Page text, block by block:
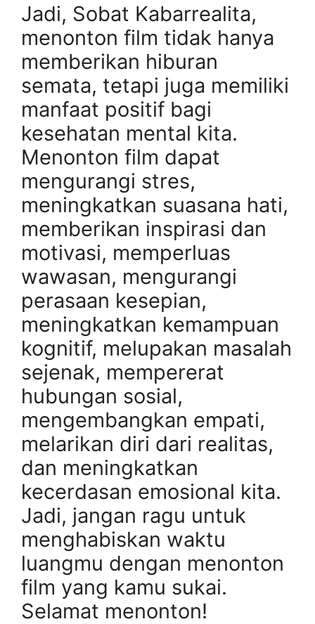
Jadi, Sobat Kabarrealita,
menonton film tidak hanya
memberikan hiburan
semata, tetapi juga memiliki
manfaat positif bagi
kesehatan mental kita.
Menonton film dapat
mengurangi stres,
meningkatkan suasana hati,
memberikan inspirasi dan
motivasi, memperluas
wawasan, mengurangi
perasaan kesepian,
meningkatkan kemampuan
kognitif, melupakan masalah
sejenak, mempererat
hubungan sosial,
mengembangkan empati,
melarikan diri dari realitas,
dan meningkatkan
kecerdasan emosional kita.
Jadi, jangan ragu untuk
menghabiskan waktu
luangmu dengan menonton
film yang kamu sukai.
Selamat menonton!